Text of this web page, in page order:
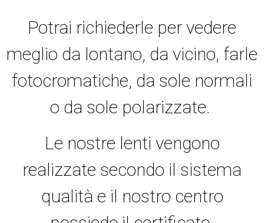
Potrai richiederle per vedere
meglio da lontano, da vicino, farle
fotocromatiche, da sole normali
o da sole polarizzate.
Le nostre lenti vengono
realizzate secondo il sistema
qualità e il nostro centro